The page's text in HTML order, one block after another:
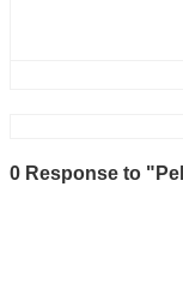
0 Response to